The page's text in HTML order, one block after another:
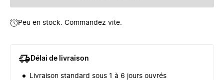
Peu en stock. Commandez vite.
Délai de livraison
Livraison standard sous 1 à 6 jours ouvrés